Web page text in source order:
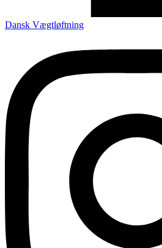
Dansk Vægtløftning